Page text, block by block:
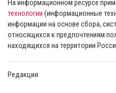
На информационном ресурсе
технологии (информационные
информации на основе сбора,
относящихся к предпочтениям
находящихся на территории
Редакция